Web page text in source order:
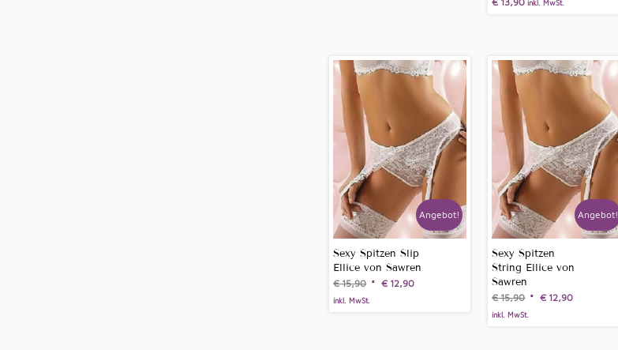
inkl. MwSt.
Sexy Spitzen Slip
Ellice von Sawren
€15,90 € 12,90
inkl. MwSt.
Angebot!
Sexy Spitzen
String Ellice von
Sawren
€15,90 € 12,90
inkl. MwSt.
Angebot!